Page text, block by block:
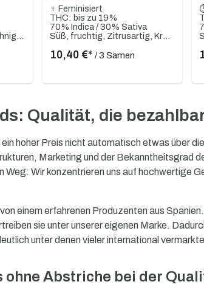
♀ Feminisiert
THC: bis zu 19%
70% Indica / 30% Sativa
Süß, fruchtig, Zitrusartig, Kräuter
10,40 €* / 3 Samen
Qualität, die
hoher Preis nicht automatisch etwas über
Marketing und der Bekanntheitsgrad
Weg: Wir konzentrieren uns auf hochwertige
einem erfahrenen Produzenten aus
sie unter unserer eigenen Marke.
unter denen vieler international
ohne Abstriche bei der